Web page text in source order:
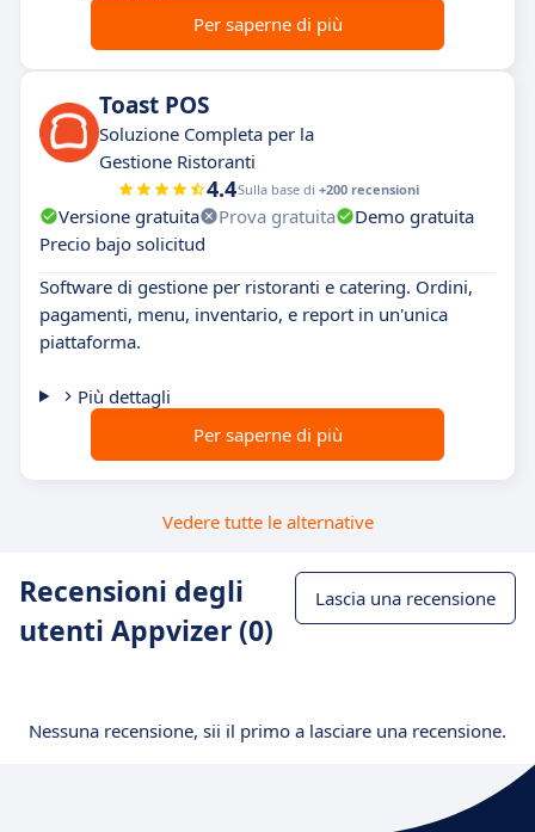
Per saperne di più
Toast POS
Soluzione Completa per la
Gestione Ristoranti
4.4Sulla base di +200 recensioni
Versione gratuita Prova gratuita
Demo gratuita
Precio bajo solicitud
Software di gestione per ristoranti e catering. Ordini,
pagamenti, menu, inventario, e report in un'unica
piattaforma.
Più dettagli
Per saperne di più
Vedere tutte le alternative
Recensioni degli
utenti Appvizer (0)
Lascia una recensione
Nessuna recensione, sii il primo a lasciare una recensione.